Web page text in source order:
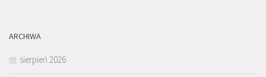
ARCHIWA
sierpień 2026